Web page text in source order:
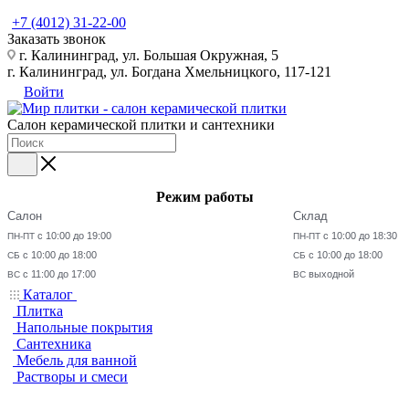
+7 (4012) 31-22-00
Заказать звонок
г. Калининград, ул. Большая Окружная, 5
г. Калининград, ул. Богдана Хмельницкого, 117-121
Войти
Салон керамической плитки и сантехники
Режим работы
Салон
ПН-ПТ с 10:00 до 19:00
СБ с 10:00 до 18:00
ВС с 11:00 до 17:00
Склад
ПН-ПТ с 10:00 до 18:30
СБ с 10:00 до 18:00
ВС выходной
Каталог
Плитка
Напольные покрытия
Сантехника
Мебель для ванной
Растворы и смеси